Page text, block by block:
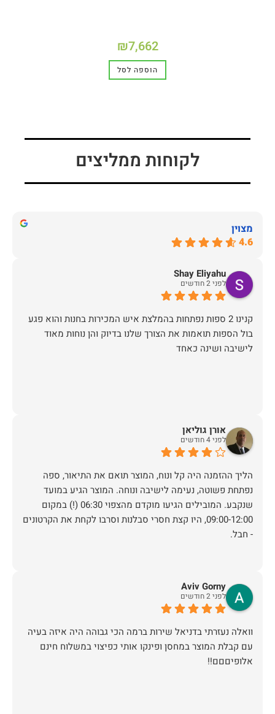
₪7,662
הוספה לסל
לקוחות ממליצים
מצוין
4.6
Shay Eliyahu
לפני 2 חודשים
קנינו 2 ספות נפתחות בהמלצת איש המכירות בחנות והוא פגע
בול הספות תואמות את הצורך שלנו בדיוק והן נוחות מאוד
לישיבה ושינה כאחד
אורן גוליאן
לפני 4 חודשים
הליך ההזמנה היה קל ונוח, המוצר תואם את התיאור, ספה
נפתחת פשוטה, נעימה לישיבה ונוחה. המוצר הגיע במועד
שנקבע. המובילים הגיעו מוקדם מהצפוי 06:30 (!) במקום
09:00-12:00, היו קצת חסרי סבלנות וסרבו לקחת את הקרטונים
- חבל.
Aviv Gorny
לפני 2 חודשים
וואלה נעזרתי בדניאל שירות ברמה הכי גבוהה היה איזה בעיה
עם קבלת המוצר במחסן ופינקו אותי כפיצוי במשלוח חינם
אלופיםםם!!